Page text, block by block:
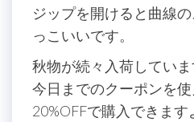
ジップを開けると曲線
っこいいです。
秋物が続々入荷していま
今日までのクーポンを
20%OFFで購入できます